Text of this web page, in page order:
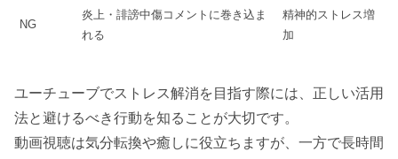
NG
炎上・誹謗中傷コメントに巻き込ま
れる
精神的ストレス増
加
ユーチューブでストレス解消を目指す際には、正しい活用
法と避けるべき行動を知ることが大切です。
動画視聴は気分転換や癒しに役立ちますが、一方で長時間